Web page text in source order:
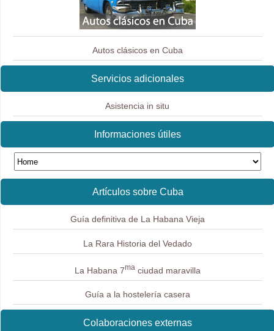
Autos clásicos en Cuba
Servicios adicionales
Asistencia in situ
Informaciones útiles
Artículos sobre Cuba
Guía definitiva de La Habana Vieja
La Rara Historia del Vedado
La Habana 7maciudad maravilla
Guía a la hostelería casera
Colaboraciones externas